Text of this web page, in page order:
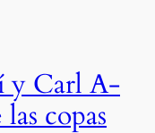
y Carl A-
copas